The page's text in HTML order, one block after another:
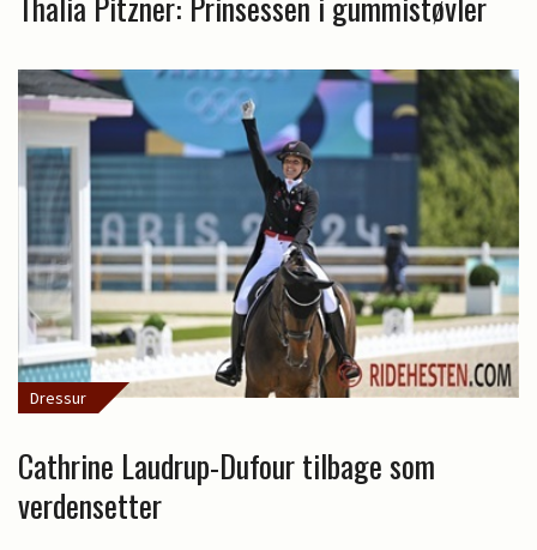
Dressur
Cathrine Laudrup-Dufour tilbage som
verdensetter